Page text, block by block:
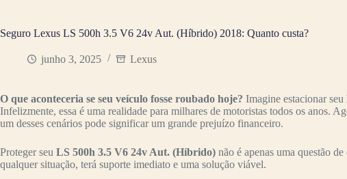
Seguro Lexus LS 500h 3.5 V6 24v Aut. (Híbrido) 2018: Quanto custa?
junho 3, 2025 Lexus
O que aconteceria se seu veículo fosse roubado hoje? Imagine estacionar seu
Infelizmente, essa é uma realidade para milhares de motoristas todos os anos.
um desses cenários pode significar um grande prejuízo financeiro.
Proteger seu LS 500h 3.5 V6 24v Aut. (Híbrido) não é apenas uma questão
qualquer situação, terá suporte imediato e uma solução viável.